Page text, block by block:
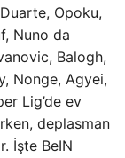
Duarte, Opoku,
Nuno da
Balogh,
Nonge, Agyei,
Lig’de ev
deplasman
İşte BeIN